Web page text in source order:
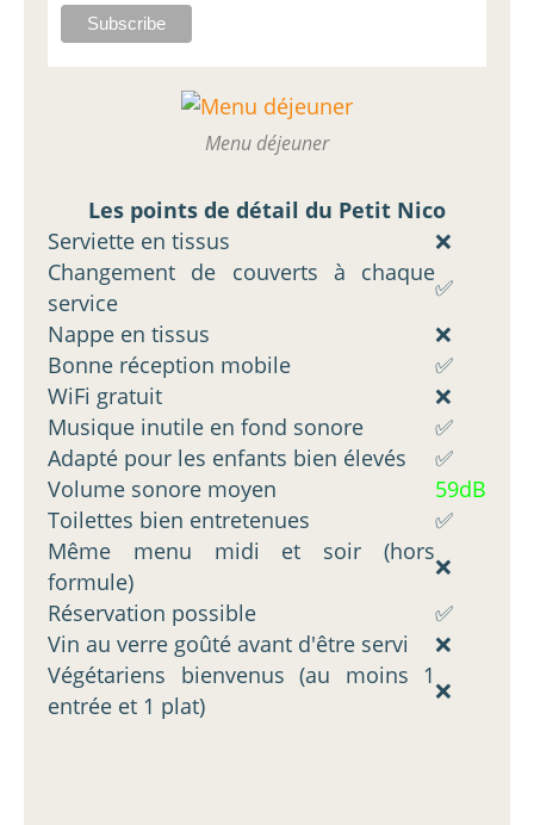
Menu déjeuner
Les points de détail du Petit Nico
Serviette en tissus
❌
Changement de couverts à chaque
service
✅
Nappe en tissus
❌
Bonne réception mobile
✅
WiFi gratuit
❌
Musique inutile en fond sonore
✅
Adapté pour les enfants bien élevés
✅
Volume sonore moyen
59dB
Toilettes bien entretenues
✅
Même menu midi et soir (hors
formule)
❌
Réservation possible
✅
Vin au verre goûté avant d'être servi
❌
Végétariens bienvenus (au moins 1
entrée et 1 plat)
❌